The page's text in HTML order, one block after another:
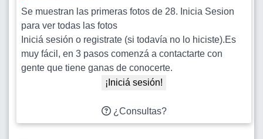
Se muestran las primeras fotos de 28. Inicia Sesion
para ver todas las fotos
Iniciá sesión o registrate (si todavía no lo hiciste).Es
muy fácil, en 3 pasos comenzá a contactarte con
gente que tiene ganas de conocerte.
¡Iniciá sesión!
¿Consultas?